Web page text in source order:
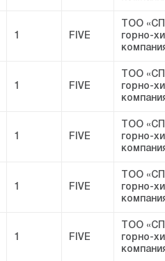
1 FIVE
ТОО
горно-
1 FIVE
ТОО
горно-
1 FIVE
ТОО
горно-
1 FIVE
ТОО
горно-
1 FIVE
ТОО
горно-